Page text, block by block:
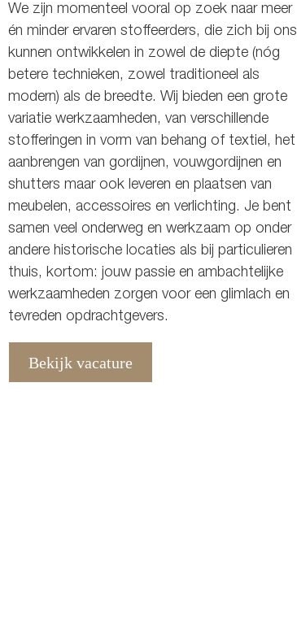
We zijn momenteel vooral op zoek naar meer
én minder ervaren stoffeerders, die zich bij ons
kunnen ontwikkelen in zowel de diepte (nóg
betere technieken, zowel traditioneel als
modern) als de breedte. Wij bieden een grote
variatie werkzaamheden, van verschillende
stofferingen in vorm van behang of textiel, het
aanbrengen van gordijnen, vouwgordijnen en
shutters maar ook leveren en plaatsen van
meubelen, accessoires en verlichting. Je bent
samen veel onderweg en werkzaam op onder
andere historische locaties als bij particulieren
thuis, kortom: jouw passie en ambachtelijke
werkzaamheden zorgen voor een glimlach en
tevreden opdrachtgevers.
Bekijk vacature